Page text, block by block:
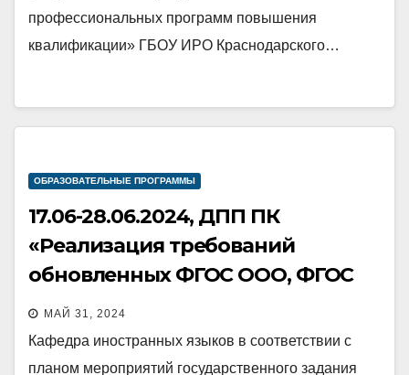
профессиональных программ повышения
квалификации» ГБОУ ИРО Краснодарского…
ОБРАЗОВАТЕЛЬНЫЕ ПРОГРАММЫ
17.06-28.06.2024, ДПП ПК
«Реализация требований
обновленных ФГОС ООО, ФГОС
СОО в работе учителя»
МАЙ 31, 2024
Кафедра иностранных языков в соответствии с
планом мероприятий государственного задания